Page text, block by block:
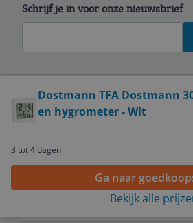
Dostmann TFA Dostmann
en hygrometer - Wit
3 tot 4 dagen
Ga naar
Bekijk alle
Schrijf je in voor onze nieuwsbrief
Service
Algemeen